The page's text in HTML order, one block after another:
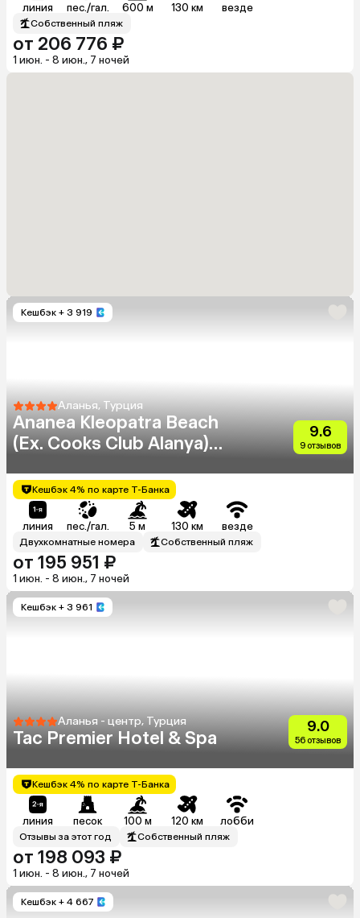
линия пес./гал. 600 м 130 км везде
Собственный пляж
от 206 776 ₽
1 июн. - 8 июн., 7 ночей
Кешбэк + 3 919
Аланья, Турция
Ananea Kleopatra Beach
(Ex. Cooks Club Alanya)
9.6
9 отзывов
Кешбэк 4% по карте Т-Банка
линия пес./гал. 5 м 130 км везде
Двухкомнатные номера Собственный пляж
от 195 951 ₽
1 июн. - 8 июн., 7 ночей
Кешбэк + 3 961
Аланья - центр, Турция
Tac Premier Hotel & Spa
9.0
56 отзывов
Кешбэк 4% по карте Т-Банка
линия песок 100 м 120 км лобби
Отзывы за этот год Собственный пляж
от 198 093 ₽
1 июн. - 8 июн., 7 ночей
Кешбэк + 4 667